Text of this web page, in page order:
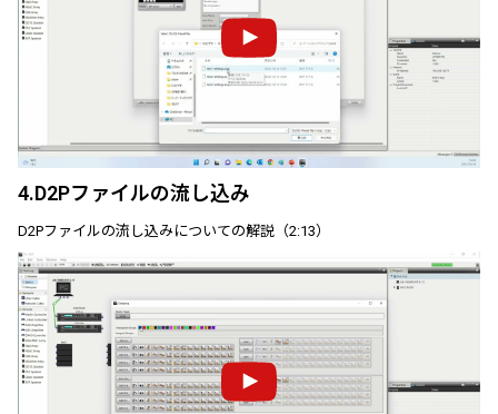
4.D2Pファイルの流し込み
D2Pファイルの流し込みについての解説（2:13）